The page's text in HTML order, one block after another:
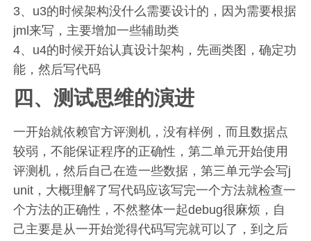
3、u3的时候架构没什么需要设计的，因为需要根据
jml来写，主要增加一些辅助类
4、u4的时候开始认真设计架构，先画类图，确定功
能，然后写代码
四、测试思维的演进
一开始就依赖官方评测机，没有样例，而且数据点
较弱，不能保证程序的正确性，第二单元开始使用
评测机，然后自己在造一些数据，第三单元学会写j
unit，大概理解了写代码应该写完一个方法就检查一
个方法的正确性，不然整体一起debug很麻烦，自
己主要是从一开始觉得代码写完就可以了，到之后